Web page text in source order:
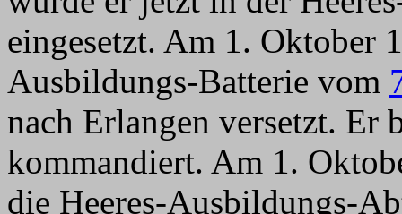
eingesetzt. Am 1. Oktober
Ausbildungs-Batterie vom
nach Erlangen versetzt.
kommandiert. Am 1.
die Heeres-Ausbildungs-